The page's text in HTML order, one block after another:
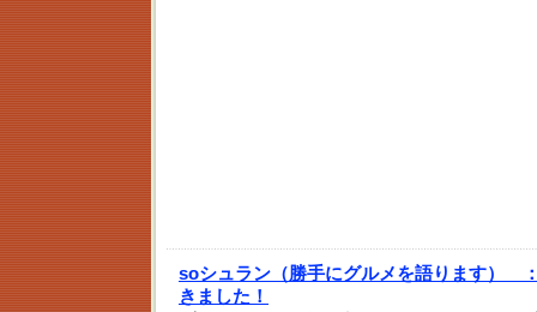
soシュラン（勝手にグルメを語ります）
きました！